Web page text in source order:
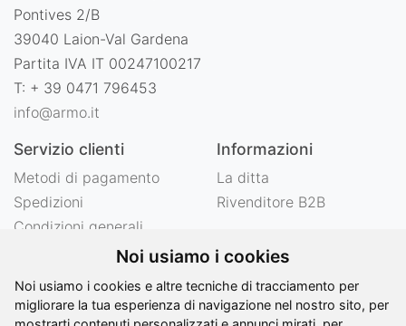
Noi usiamo i cookies
Noi usiamo i cookies e altre tecniche di tracciamento per
migliorare la tua esperienza di navigazione nel nostro sito, per
Pontives 2/B
39040 Laion-Val Gardena
Partita IVA IT 00247100217
T: + 39 0471 796453
info@armo.it
Servizio clienti
Metodi di pagamento
Spedizioni
Condizioni generali
Note legali
Informazioni
La ditta
Rivenditore B2B